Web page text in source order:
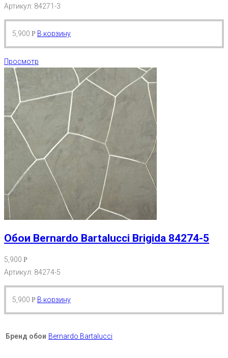
Артикул: 84271-3
5,900 Р В корзину
Просмотр
Обои Bernardo Bartalucci Brigida 84274-5
5,900 Р
Артикул: 84274-5
5,900 Р В корзину
Бренд обои Bernardo Bartalucci